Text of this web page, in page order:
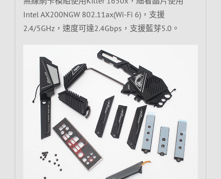
Intel AX200NGW 802.11ax(Wi-Fi 6)，支援
2.4/5GHz，速度可達2.4Gbps，支援藍芽5.0。